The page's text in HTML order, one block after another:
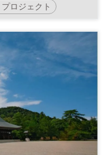
ロジェクト